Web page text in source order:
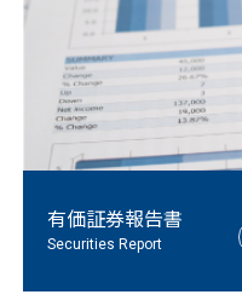
有価証券報告書
Securities Report